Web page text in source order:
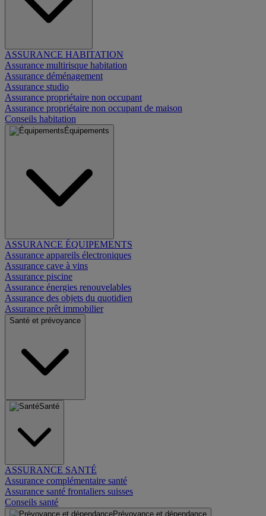
ASSURANCE HABITATION
Assurance multirisque habitation
Assurance déménagement
Assurance studio
Assurance propriétaire non occupant
Assurance propriétaire non occupant de maison
Conseils habitation
Équipements
ASSURANCE ÉQUIPEMENTS
Assurance appareils électroniques
Assurance cave à vins
Assurance piscine
Assurance énergies renouvelables
Assurance des objets du quotidien
Assurance prêt immobilier
Santé et prévoyance
Santé
ASSURANCE SANTÉ
Assurance complémentaire santé
Assurance santé frontaliers suisses
Conseils santé
Prévoyance et dépendance